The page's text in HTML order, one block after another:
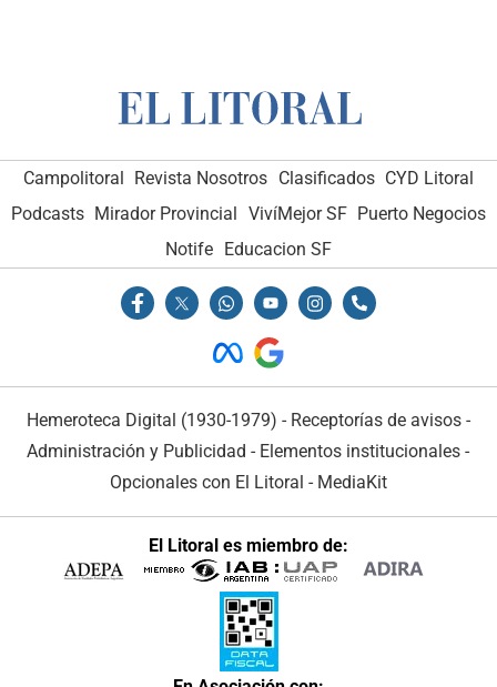
Campolitoral Revista Nosotros Clasificados CYD Litoral
Podcasts Mirador Provincial VivíMejor SF Puerto Negocios
Notife Educacion SF
Hemeroteca Digital (1930-1979) - Receptorías de avisos -
Administración y Publicidad - Elementos institucionales -
Opcionales con El Litoral - MediaKit
El Litoral es miembro de: